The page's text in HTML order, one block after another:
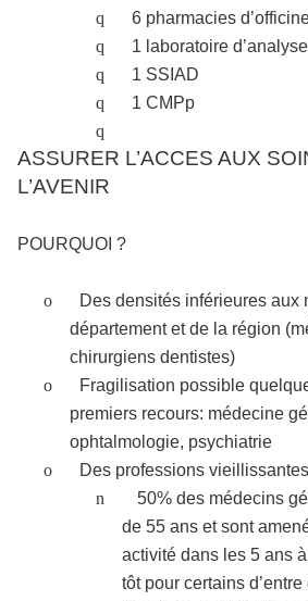
q
6 pharmacies
q
1 laboratoire
q
1 SSIAD
q
1 CMPp
q
ASSURER L’ACCES AUX
L’AVENIR
POURQUOI ?
o
Des densités inférieures aux
département et de la région
chirurgiens dentistes)
o
Fragilisation possible
premiers recours: médecine
ophtalmologie, psychiatrie
o
Des professions
n
50% des médecins
de 55 ans et sont
activité dans les 5 ans
tôt pour certains